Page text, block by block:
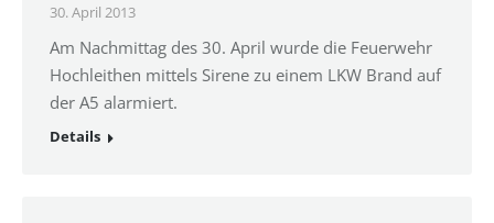
30. April 2013
Am Nachmittag des 30. April wurde die Feuerwehr
Hochleithen mittels Sirene zu einem LKW Brand auf
der A5 alarmiert.
Details